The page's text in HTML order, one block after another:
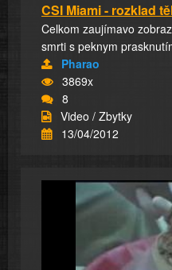
CSI Miami - rozklad
Celkom zaujímavo
smrti s peknym
Pharao
3869x
8
Video / Zbytky
13/04/2012